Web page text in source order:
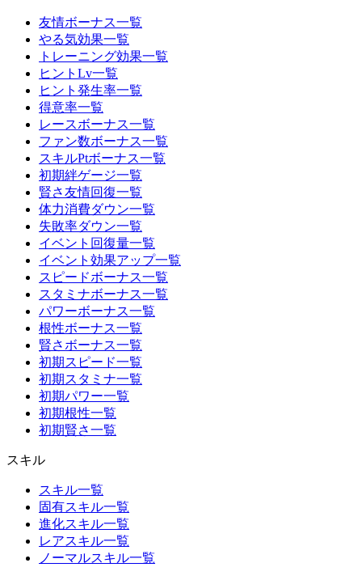
友情ボーナス一覧
やる気効果一覧
トレーニング効果一覧
ヒントLv一覧
ヒント発生率一覧
得意率一覧
レースボーナス一覧
ファン数ボーナス一覧
スキルPtボーナス一覧
初期絆ゲージ一覧
賢さ友情回復一覧
体力消費ダウン一覧
失敗率ダウン一覧
イベント回復量一覧
イベント効果アップ一覧
スピードボーナス一覧
スタミナボーナス一覧
パワーボーナス一覧
根性ボーナス一覧
賢さボーナス一覧
初期スピード一覧
初期スタミナ一覧
初期パワー一覧
初期根性一覧
初期賢さ一覧
スキル
スキル一覧
固有スキル一覧
進化スキル一覧
レアスキル一覧
ノーマルスキル一覧